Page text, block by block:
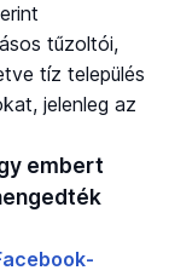
tűzoltói,
tíz település
jelenleg az
embert